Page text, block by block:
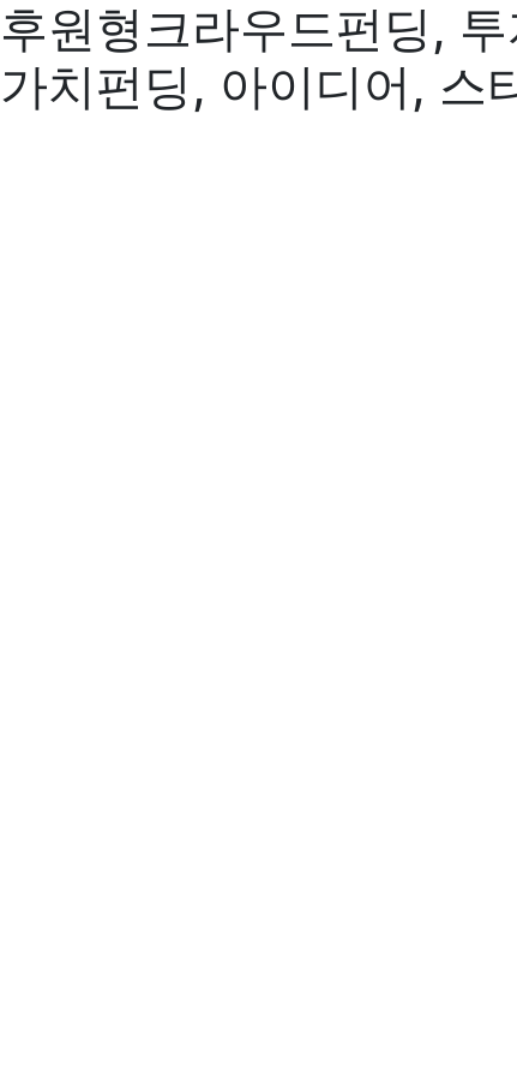
후원형크라우드펀딩,
가치펀딩, 아이디어, 스